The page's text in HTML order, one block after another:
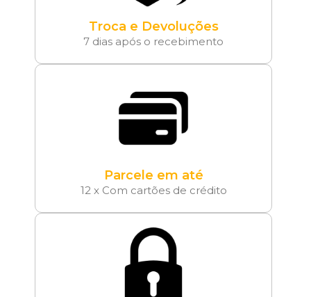
Troca e Devoluções
7 dias após o recebimento
Parcele em até
12 x Com cartões de crédito